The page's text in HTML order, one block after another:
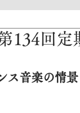
134回定
音楽の情景